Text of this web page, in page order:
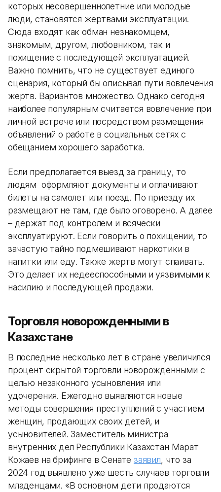
которых несовершеннолетние или молодые
люди, становятся жертвами эксплуатации.
Сюда входят как обман незнакомцем,
знакомым, другом, любовником, так и
похищение с последующей эксплуатацией.
Важно помнить, что не существует единого
сценария, который бы описывал пути вовлечения
жертв. Вариантов множество. Однако сегодня
наиболее популярным считается вовлечение при
личной встрече или посредством размещения
объявлений о работе в социальных сетях с
обещанием хорошего заработка.
Если предполагается выезд за границу, то
людям оформляют документы и оплачивают
билеты на самолет или поезд. По приезду их
размещают не там, где было оговорено. А далее
– держат под контролем и всячески
эксплуатируют. Если говорить о похищении, то
зачастую тайно подмешивают наркотики в
напитки или еду. Также жертв могут спаивать.
Это делает их недееспособными и уязвимыми к
насилию и последующей продажи.
Торговля новорожденными в
Казахстане
В последние несколько лет в стране увеличился
процент скрытой торговли новорожденными с
целью незаконного усыновления или
удочерения. Ежегодно выявляются новые
методы совершения преступлений с участием
женщин, продающих своих детей, и
усыновителей. Заместитель министра
внутренних дел Республики Казахстан Марат
Кожаев на брифинге в Сенате заявил, что за
2024 год выявлено уже шесть случаев торговли
младенцами. «В основном дети продаются